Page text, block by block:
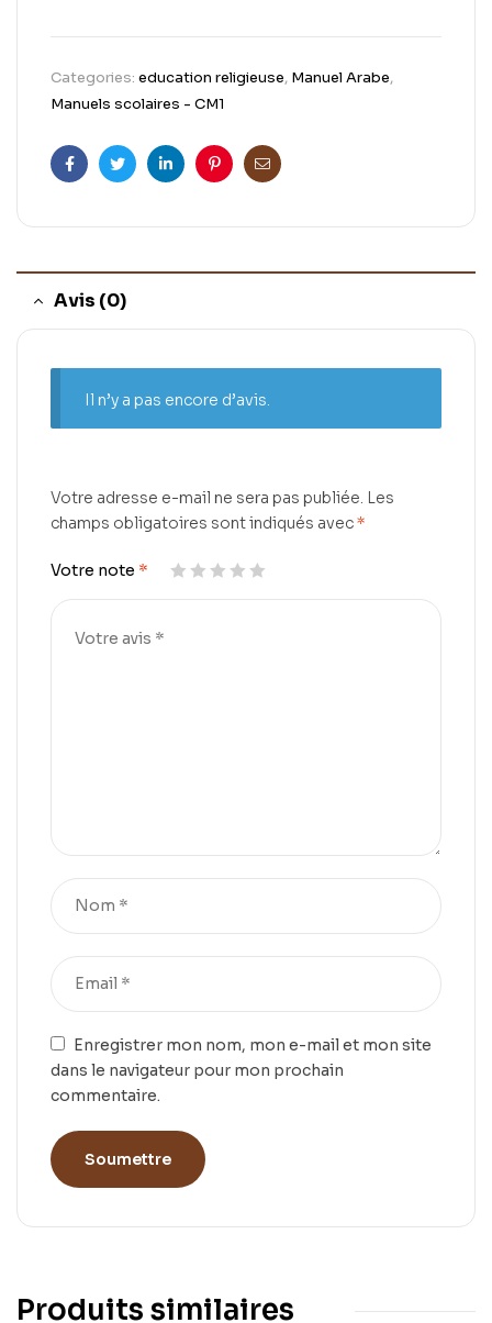
Categories: education religieuse, Manuel Arabe,
Manuels scolaires - CM1
FacebookTwitterLinkedinPinterestEmail
Avis (0)
Il n’y a pas encore d’avis.
Votre adresse e-mail ne sera pas publiée. Les
champs obligatoires sont indiqués avec*
Votre note *
Enregistrer mon nom, mon e-mail et mon site
dans le navigateur pour mon prochain
commentaire.
Produits similaires